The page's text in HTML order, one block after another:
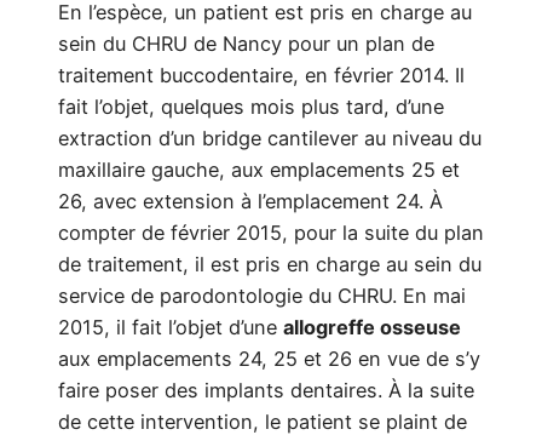
En l’espèce, un patient est pris en charge au
sein du CHRU de Nancy pour un plan de
traitement buccodentaire, en février 2014. Il
fait l’objet, quelques mois plus tard, d’une
extraction d’un bridge cantilever au niveau du
maxillaire gauche, aux emplacements 25 et
26, avec extension à l’emplacement 24. À
compter de février 2015, pour la suite du plan
de traitement, il est pris en charge au sein du
service de parodontologie du CHRU. En mai
2015, il fait l’objet d’une allogreffe osseuse
aux emplacements 24, 25 et 26 en vue de s’y
faire poser des implants dentaires. À la suite
de cette intervention, le patient se plaint de